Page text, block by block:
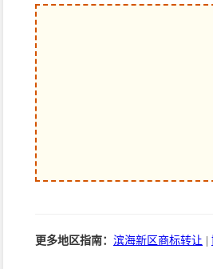
更多地区指南： 滨海新区商标转让